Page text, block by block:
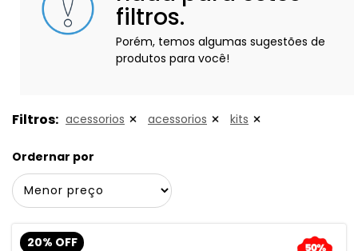
filtros.
Porém, temos algumas sugestões de
produtos para você!
Filtros: acessorios acessorios kits
Ordernar por
20% OFF